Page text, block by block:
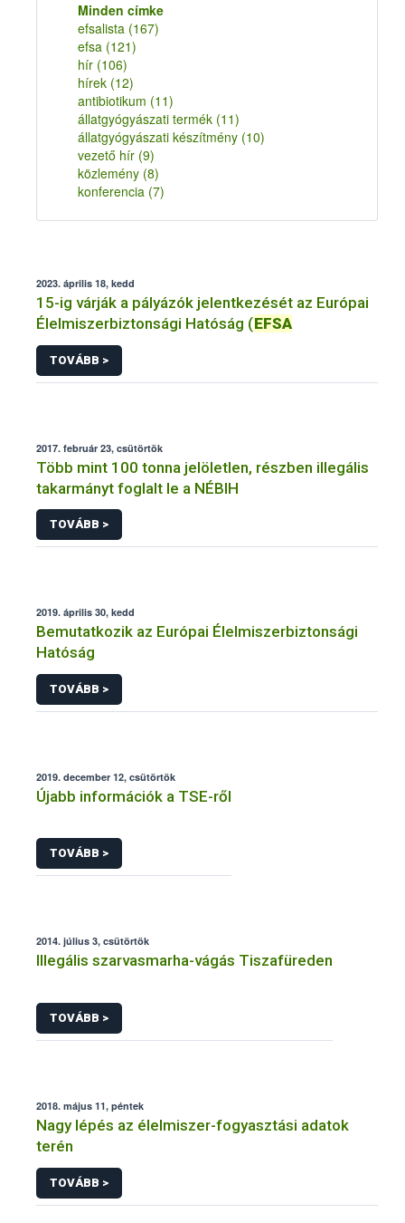
Minden címke
efsalista (167)
efsa (121)
hír (106)
hírek (12)
antibiotikum (11)
állatgyógyászati termék (11)
állatgyógyászati készítmény (10)
vezető hír (9)
közlemény (8)
konferencia (7)
2023. április 18, kedd
15-ig várják a pályázók jelentkezését az Európai
Élelmiszerbiztonsági Hatóság (EFSA
TOVÁBB >
2017. február 23, csütörtök
Több mint 100 tonna jelöletlen, részben illegális
takarmányt foglalt le a NÉBIH
TOVÁBB >
2019. április 30, kedd
Bemutatkozik az Európai Élelmiszerbiztonsági
Hatóság
TOVÁBB >
2019. december 12, csütörtök
Újabb információk a TSE-ről
TOVÁBB >
2014. július 3, csütörtök
Illegális szarvasmarha-vágás Tiszafüreden
TOVÁBB >
2018. május 11, péntek
Nagy lépés az élelmiszer-fogyasztási adatok
terén
TOVÁBB >